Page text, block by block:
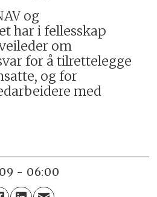
og
har i fellesskap
om
for å tilrettelegge
og for
med
- 06:00